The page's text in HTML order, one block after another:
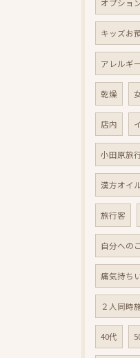
オプショ
キッズお
アレルギ
乾燥
店内
小田原旅
漢方オイ
旅行客
自分への
痛気持ち
２人同時
40代